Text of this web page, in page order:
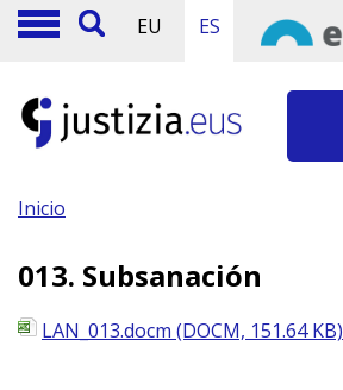
EU ES
Inicio
013. Subsanación
LAN_013.docm (DOCM, 151.64 KB)